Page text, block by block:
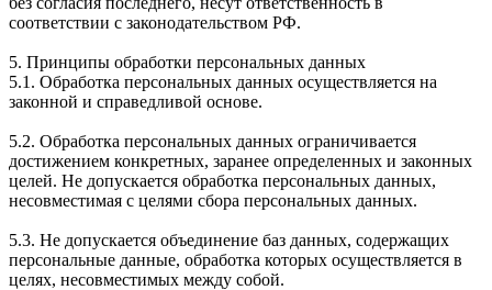
соответствии с законодательством РФ.
5. Принципы обработки персональных данных
5.1. Обработка персональных данных осуществляется на
законной и справедливой основе.
5.2. Обработка персональных данных ограничивается
достижением конкретных, заранее определенных и законных
целей. Не допускается обработка персональных данных,
несовместимая с целями сбора персональных данных.
5.3. Не допускается объединение баз данных, содержащих
персональные данные, обработка которых осуществляется в
целях, несовместимых между собой.